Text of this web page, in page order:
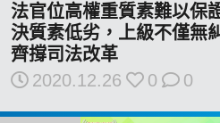
法官位高權重質素難以保證 黃汝榮：有法官
決質素低劣，上級不僅無
齊撐司法改革
2020.12.26
0 0